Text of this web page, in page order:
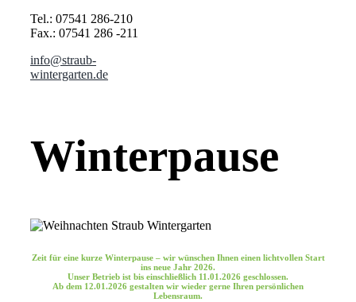
Tel.: 07541 286-210
Fax.: 07541 286 -211
info@straub-
wintergarten.de
Winterpause
Zeit für eine kurze Winterpause – wir wünschen Ihnen einen lichtvollen Start
ins neue Jahr 2026.
Unser Betrieb ist bis einschließlich 11.01.2026 geschlossen.
Ab dem 12.01.2026 gestalten wir wieder gerne Ihren persönlichen
Lebensraum.